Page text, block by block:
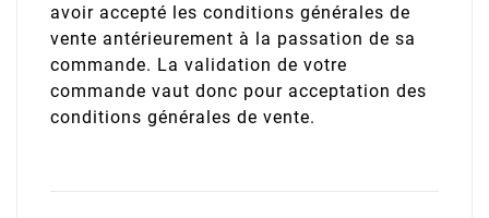
avoir accepté les conditions générales de
vente antérieurement à la passation de sa
commande. La validation de votre
commande vaut donc pour acceptation des
conditions générales de vente.